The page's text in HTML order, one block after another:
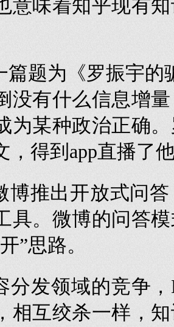
意味着知乎现有
篇题为《罗振宇
没有什么信息增
为某种政治正确
，得到app直播了
博推出开放式问
具。微博的问答
”思路。
分发领域的竞争
相互绞杀一样，